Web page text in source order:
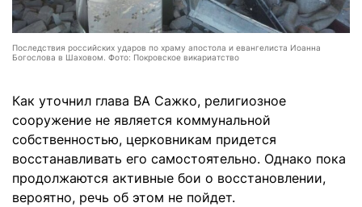
Последствия российских ударов по храму апостола и евангелиста Иоанна
Богослова в Шаховом. Фото: Покровское викариатство
Как уточнил глава ВА Сажко, религиозное
сооружение не является коммунальной
собственностью, церковникам придется
восстанавливать его самостоятельно. Однако пока
продолжаются активные бои о восстановлении,
вероятно, речь об этом не пойдет.